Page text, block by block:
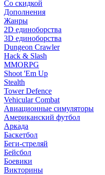
Со скидкой
Дополнения
Жанры
2D единоборства
3D единоборства
Dungeon Crawler
Hack & Slash
MMORPG
Shoot 'Em Up
Stealth
Tower Defence
Vehicular Combat
Авиационные симуляторы
Американский футбол
Аркада
Баскетбол
Беги-стреляй
Бейсбол
Боевики
Викторины